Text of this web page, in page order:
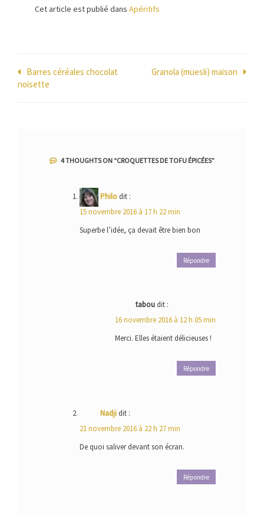
Cet article est publié dans Apéritifs
Navigation
de
Barres céréales chocolat
noisette
Granola (müesli) maison
4 THOUGHTS ON “CROQUETTES DE TOFU ÉPICÉES”
Philo dit :
15 novembre 2016 à 17 h 22 min
Superbe l’idée, ça devait être bien bon
Répondre
tabou dit :
16 novembre 2016 à 12 h 05 min
Merci. Elles étaient délicieuses !
Répondre
Nadji dit :
21 novembre 2016 à 22 h 27 min
De quoi saliver devant son écran.
Répondre